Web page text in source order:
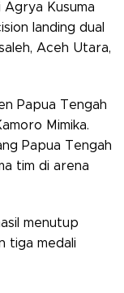
Agrya Kusuma
landing dual
Aceh Utara,
Papua Tengah
Mimika.
Papua Tengah
tim di arena
menutup
tiga medali